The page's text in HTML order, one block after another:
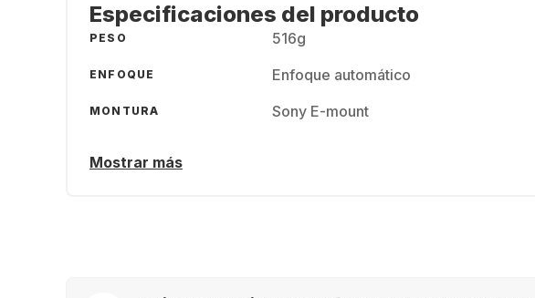
Especificaciones del producto
PESO 516g
ENFOQUE Enfoque automático
MONTURA Sony E-mount
Mostrar más